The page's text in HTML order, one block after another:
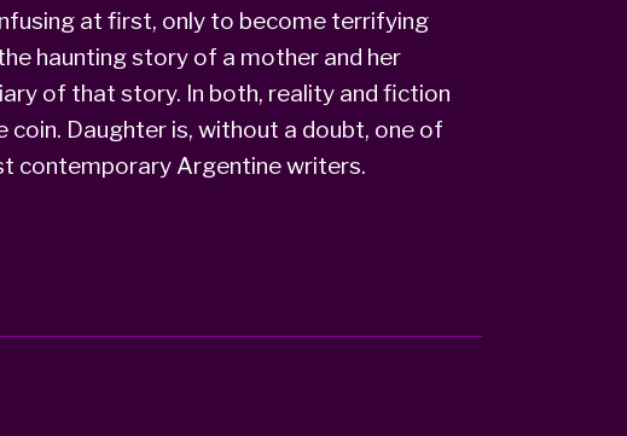
at first, only to become terrifying
haunting story of a mother and her
of that story. In both, reality and fiction
Daughter is, without a doubt, one of
contemporary Argentine writers.